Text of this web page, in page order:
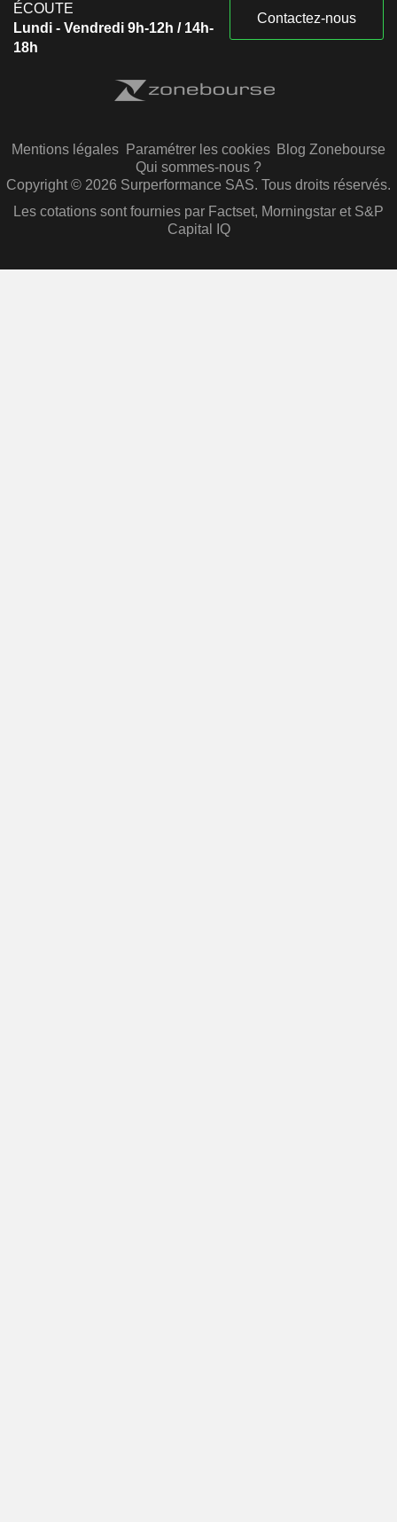
ÉCOUTE
Lundi - Vendredi 9h-12h / 14h-
18h
Contactez-nous
Mentions légales Paramétrer les cookies Blog Zonebourse
Qui sommes-nous ?
Copyright © 2026 Surperformance SAS. Tous droits réservés.
Les cotations sont fournies par Factset, Morningstar et S&P
Capital IQ